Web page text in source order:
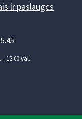
ir paslaugos
12.00 val.